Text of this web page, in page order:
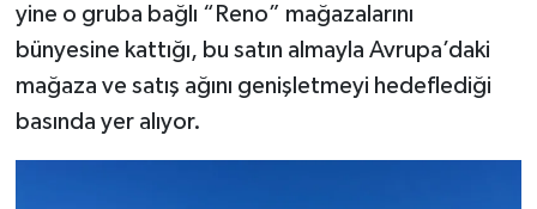
yine o gruba bağlı “Reno” mağazalarını
bünyesine kattığı, bu satın almayla Avrupa’daki
mağaza ve satış ağını genişletmeyi hedeflediği
basında yer alıyor.